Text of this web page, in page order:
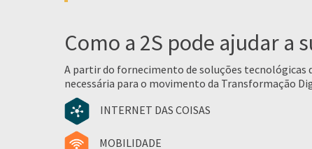
Como a 2S pode ajudar a
A partir do fornecimento de soluções
necessária para o movimento da Transformação
INTERNET DAS COISAS
MOBILIDADE